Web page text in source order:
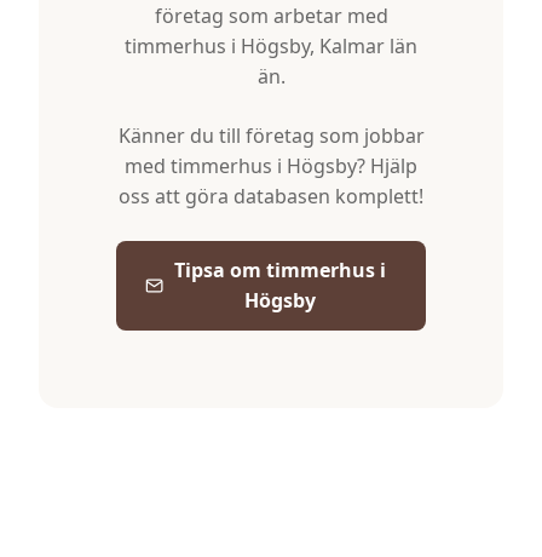
företag som arbetar med
timmerhus i Högsby, Kalmar län
än.
Känner du till företag som jobbar
med timmerhus i Högsby? Hjälp
oss att göra databasen komplett!
Tipsa om timmerhus i
Högsby